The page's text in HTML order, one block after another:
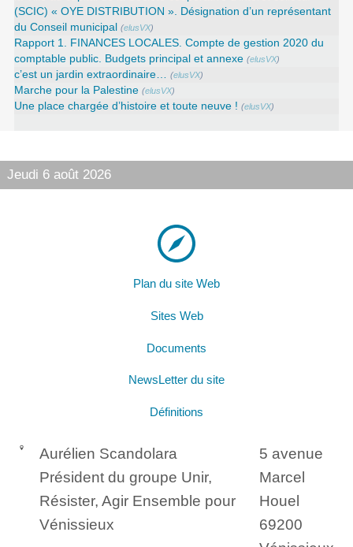
(SCIC) « OYE DISTRIBUTION ». Désignation d’un représentant
du Conseil municipal
(elusVX)
Rapport 1. FINANCES LOCALES. Compte de gestion 2020 du
comptable public. Budgets principal et annexe (elusVX)
c’est un jardin extraordinaire… (elusVX)
Marche pour la Palestine (elusVX)
Une place chargée d’histoire et toute neuve ! (elusVX)
Jeudi 6 août 2026
Plan du site Web
Sites Web
Documents
NewsLetter du site
Définitions
Aurélien Scandolara
Président du groupe Unir,
Résister, Agir Ensemble pour
Vénissieux
5 avenue
Marcel
Houel
69200